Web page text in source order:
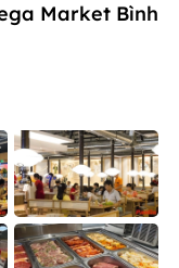
Market Bình